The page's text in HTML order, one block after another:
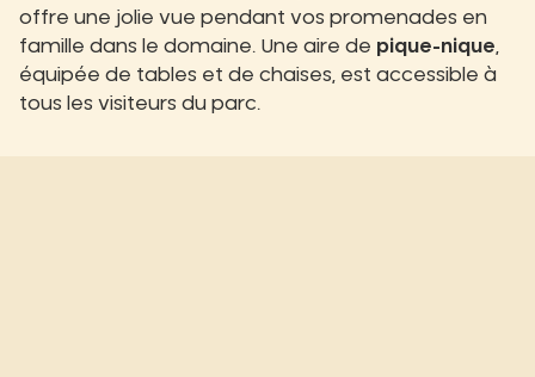
offre une jolie vue pendant vos promenades en
famille dans le domaine. Une aire de pique-nique
équipée de tables et de chaises, est accessible à
tous les visiteurs du parc.